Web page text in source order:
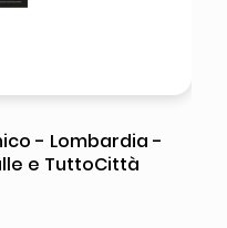
- Lombardia -
e TuttoCittà